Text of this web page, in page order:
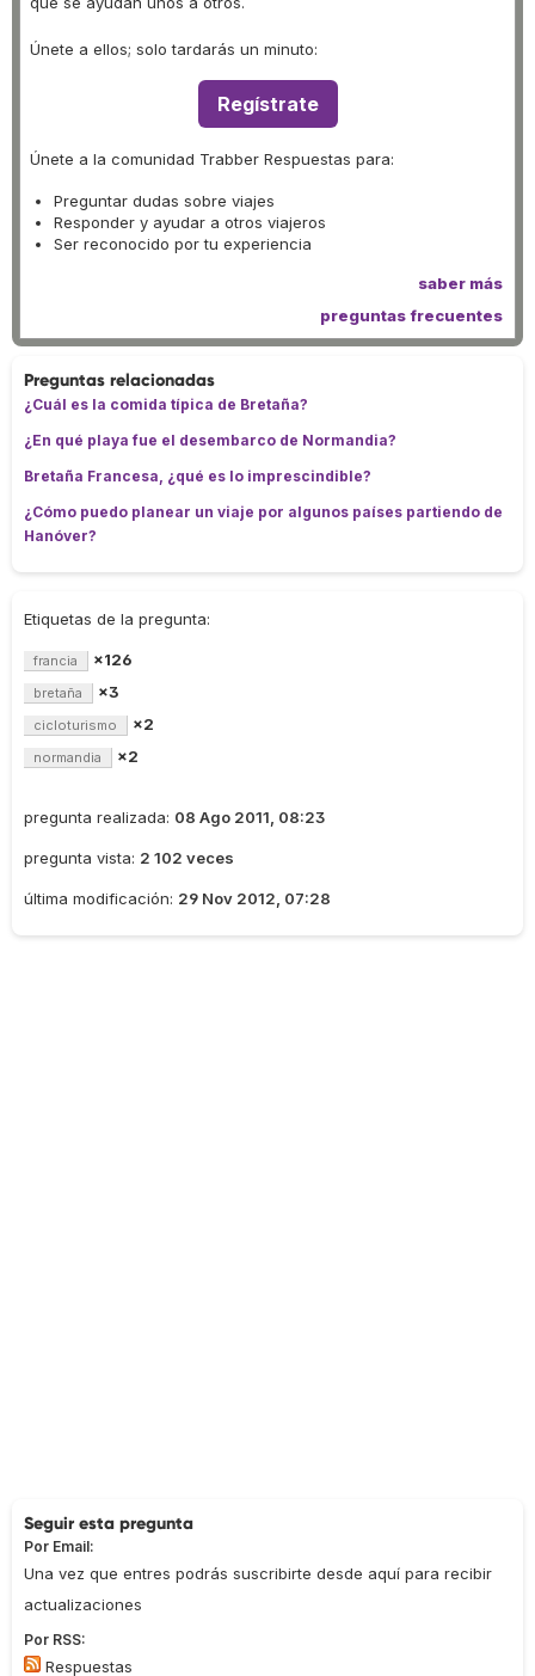
Únete a ellos; solo tardarás un minuto:
Regístrate
Únete a la comunidad Trabber Respuestas para:
Preguntar dudas sobre viajes
Responder y ayudar a otros viajeros
Ser reconocido por tu experiencia
saber más
preguntas frecuentes
Preguntas relacionadas
¿Cuál es la comida típica de Bretaña?
¿En qué playa fue el desembarco de Normandia?
Bretaña Francesa, ¿qué es lo imprescindible?
¿Cómo puedo planear un viaje por algunos países partiendo de
Hanóver?
Etiquetas de la pregunta:
francia ×126
bretaña ×3
cicloturismo ×2
normandia ×2
pregunta realizada: 08 Ago 2011, 08:23
pregunta vista: 2 102 veces
última modificación: 29 Nov 2012, 07:28
Seguir esta pregunta
Por Email:
Una vez que entres podrás suscribirte desde aquí para recibir
actualizaciones
Por RSS:
Respuestas